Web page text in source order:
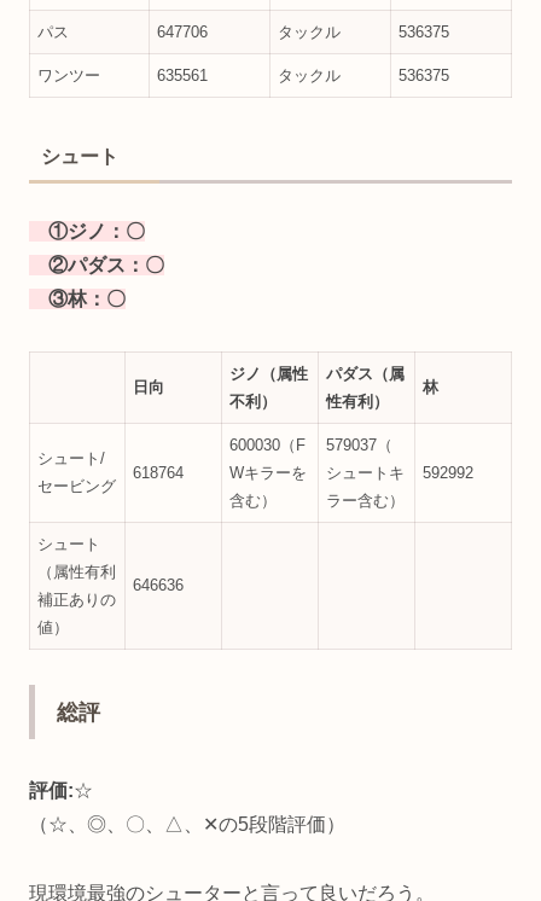
パス 647706 タックル 536375
ワンツー 635561 タックル 536375
シュート
①ジノ： 〇
②パダス：〇
③林：〇
日向
ジノ（属性
不利）
パダス（属
性有利）
林
シュート/
セービング
618764
600030（F
Wキラーを
含む）
579037（
シュートキ
ラー含む）
592992
シュート
（属性有利
補正ありの
値）
646636
総評
評価:☆
（☆、◎、〇、△、✕の5段階評価）
現環境最強のシューターと言って良いだろう。